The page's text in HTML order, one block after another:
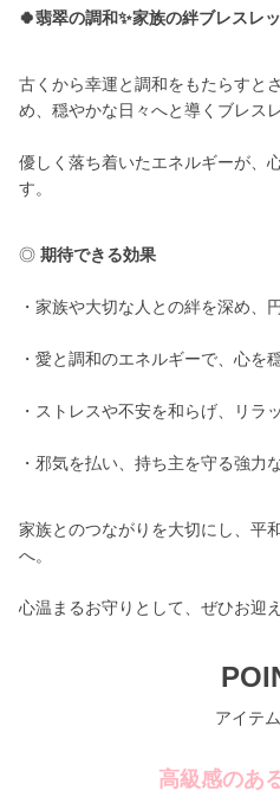
🍀翡翠の調和✨家族の絆ブレスレ
古くから幸運と調和をもたらすと
め、穏やかな日々へと導くブレスレ
優しく落ち着いたエネルギーが、
す。
◎ 期待できる効果
・家族や大切な人との絆を深め、
・愛と調和のエネルギーで、心を
・ストレスや不安を和らげ、リラ
・邪気を払い、持ち主を守る強力
家族とのつながりを大切にし、平
へ。
心温まるお守りとして、ぜひお迎
アイテ
高級感のあ